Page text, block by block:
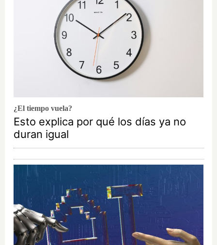
¿El tiempo vuela?
Esto explica por qué los días ya no
duran igual